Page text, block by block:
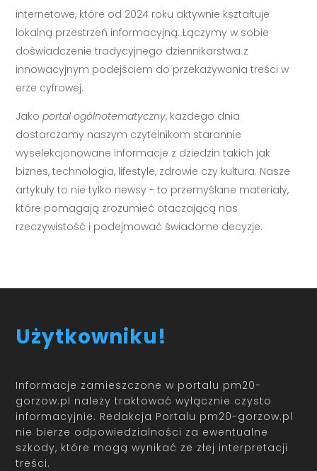
internetowe, które od 2024 roku aktywnie kształtuje
lokalną przestrzeń informacyjną. Łączymy w sobie
doświadczenie tradycyjnego dziennikarstwa z
innowacyjnym podejściem do przekazywania treści w
erze cyfrowej.
Jakoportal ogólnotematyczny, każdego dnia
dostarczamy naszym czytelnikom starannie
wyselekcjonowane informacje z dziedzin takich jak
biznes, technologia, lifestyle, zdrowie czy kultura. Nasze
artykuły to nie tylko newsy - to przemyślane materiały,
które pomagają zrozumieć otaczającą nas
rzeczywistość i podejmować świadome decyzje.
Użytkowniku!
Informacje zamieszczone w portalu pm20-
gorzow.pl należy traktować wyłącznie czysto
informacyjnie. Redakcja Portalu pm20-gorzow.pl
nie bierze odpowiedzialności za ewentualne
szkody, które mogą wynikać ze złej interpretacji
treści.